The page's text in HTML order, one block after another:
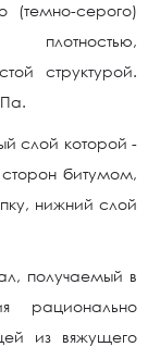
(темно-серого)
структурой.
слой которой -
сторон битумом,
нижний слой
получаемый в
рационально
из вяжущего